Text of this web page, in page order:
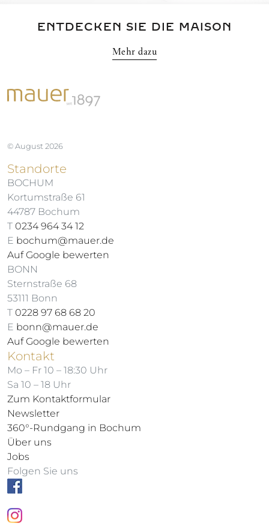
ENTDECKEN SIE DIE MAISON
Mehr dazu
© August 2026
Standorte
BOCHUM
Kortumstraße 61
44787 Bochum
T 0234 964 34 12
E bochum@mauer.de
Auf Google bewerten
BONN
Sternstraße 68
53111 Bonn
T 0228 97 68 68 20
E bonn@mauer.de
Auf Google bewerten
Kontakt
Mo – Fr 10 – 18:30 Uhr
Sa 10 – 18 Uhr
Zum Kontaktformular
Newsletter
360°-Rundgang in Bochum
Über uns
Jobs
Folgen Sie uns